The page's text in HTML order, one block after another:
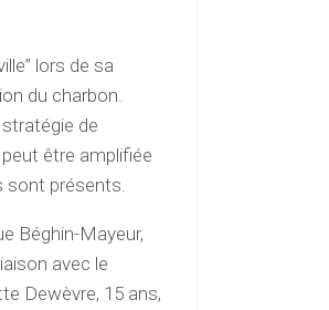
lors de sa
du charbon.
de
être amplifiée
sont présents.
Béghin-Mayeur,
avec le
Dewèvre, 15 ans,